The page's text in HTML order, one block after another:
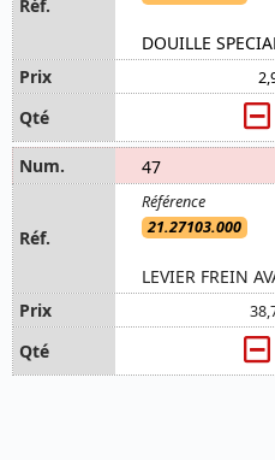
DOUILLE
47
21.27103.000
LEVIER FREIN